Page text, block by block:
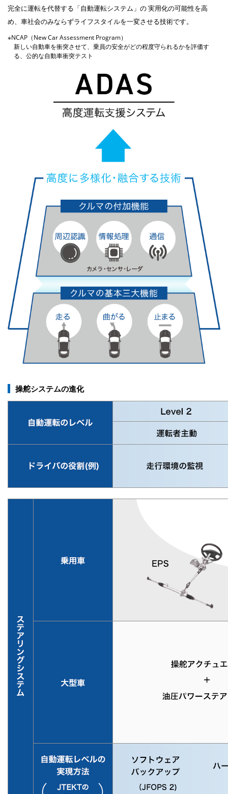
完全に運転を代替する「自動運転システム」の 実用化の可能性を高
め、車社会のみならずライフスタイルを一変させる技術です。
※NCAP（New Car Assessment Program）
新しい自動車を衝突させて、乗員の安全がどの程度守られるかを評価す
る、公的な自動車衝突テスト
操舵システムの進化